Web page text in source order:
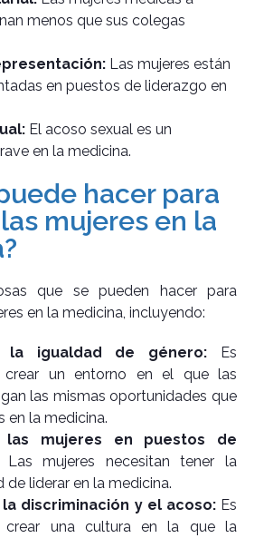
menos que sus colegas
Las mujeres están
en puestos de liderazgo en
El acoso sexual es un
en la medicina.
hacer para
mujeres en la
que se pueden hacer para
en la medicina, incluyendo:
la igualdad de género: Es
crear un entorno en el que las
las mismas oportunidades que
en la medicina.
las mujeres en puestos de
Las mujeres necesitan tener la
de liderar en la medicina.
la discriminación y el acoso:Es
crear una cultura en la que la